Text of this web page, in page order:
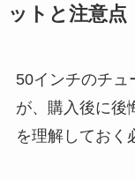
ットと注意点
50インチのチュ
が、購入後に後
を理解しておく